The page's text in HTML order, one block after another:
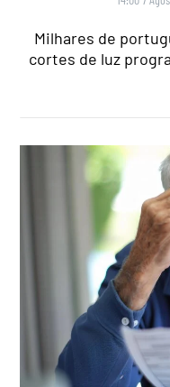
Milhares de
cortes de luz